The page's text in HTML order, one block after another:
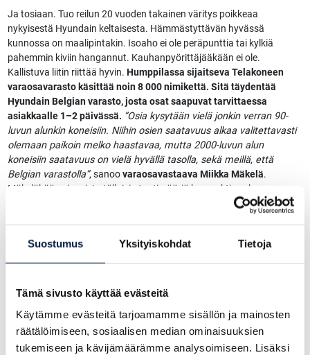
Suostumus Yksityiskohdat Tietoja
Tämä sivusto käyttää evästeitä
Käytämme evästeitä tarjoamamme sisällön ja mainosten
räätälöimiseen, sosiaalisen median ominaisuuksien
tukemiseen ja kävijämäärämme analysoimiseen. Lisäksi
Ja tosiaan. Tuo reilun 20 vuoden takainen väritys poikkeaa
nykyisestä Hyundain keltaisesta. Hämmästyttävän hyvässä
kunnossa on maalipintakin. Isoaho ei ole peräpunttia tai kylkiä
pahemmin kiviin hangannut. Kauhanpyörittäjääkään ei ole.
Kallistuva liitin riittää hyvin. Humppilassa sijaitseva Telakoneen
varaosavarasto käsittää noin 8 000 nimikettä. Sitä täydentää
Hyundain Belgian varasto, josta osat saapuvat tarvittaessa
asiakkaalle 1–2 päivässä. ”Osia kysytään vielä jonkin verran 90-
luvun alunkin koneisiin. Niihin osien saatavuus alkaa valitettavasti
olemaan paikoin melko haastavaa, mutta 2000-luvun alun
koneisiin saatavuus on vielä hyvällä tasolla, sekä meillä, että
Belgian varastolla”, sanoovaraosavastaava Miikka Mäkelä.
Mäkeläkään ei muista tällaisia tuntimääriä kompaktissa koneessa
”Tapanaisten Hyundain tuollainen tuntimäärä tämän
Pitkää siivua
kokemus alalta, silläKoneyhtymä Tapanainen
kujeilut ohittaneen veljesparin edelleen jatkamaan vuodesta toiseen.
Ähtärissä sekä koneet että miehet näyttävät olevan rautaa. Veljesten
isä aloitti yritystoiminnan harmaalla Fergusonilla jo vuonna 1951.”Ei